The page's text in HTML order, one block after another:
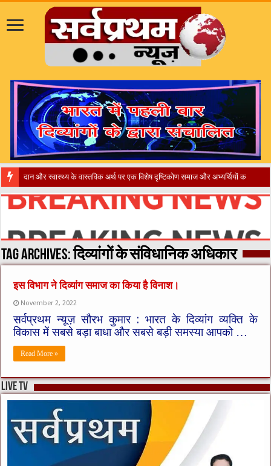
​”कानून तो
Tag Archives:दिव्यांगों के संविधानिक अधिकार
इस विभाग ने दिव्यांग समाज का किया है विनाश।
November 2, 2022
सर्वप्रथम न्यूज़ सौरभ कुमार : भारत के दिव्यांग व्यक्ति के
विकास में सबसे बड़ा बाधा और सबसे बड़ी समस्या आपको …
Read More »
live tv